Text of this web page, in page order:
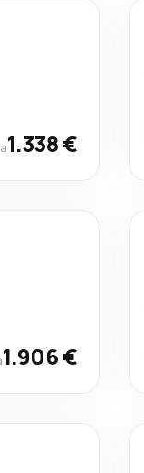
1.338 €
1.906 €